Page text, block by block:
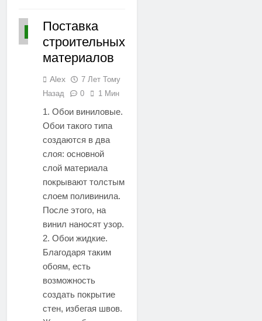
СТАТЬИПоставка
строительных
материалов
Alex
7 Лет Тому
Назад
0 1 Мин
1. Обои виниловые.
Обои такого типа
создаются в два
слоя: основной
слой материала
покрывают толстым
слоем поливинила.
После этого, на
винил наносят узор.
2. Обои жидкие.
Благодаря таким
обоям, есть
возможность
создать покрытие
стен, избегая швов.